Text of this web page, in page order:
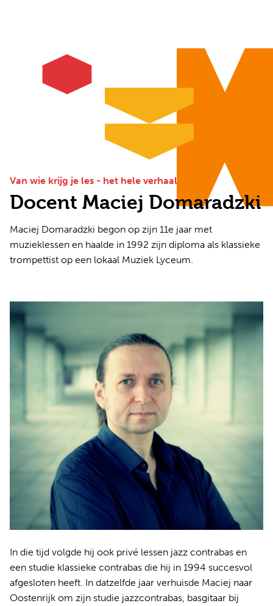
Van wie krijg je les - het hele verhaal
Docent Maciej Domaradzki
Maciej Domaradzki begon op zijn 11e jaar met
muzieklessen en haalde in 1992 zijn diploma als klassieke
trompettist op een lokaal Muziek Lyceum.
In die tijd volgde hij ook privé lessen jazz contrabas en
een studie klassieke contrabas die hij in 1994 succesvol
afgesloten heeft. In datzelfde jaar verhuisde Maciej naar
Oostenrijk om zijn studie jazzcontrabas, basgitaar bij